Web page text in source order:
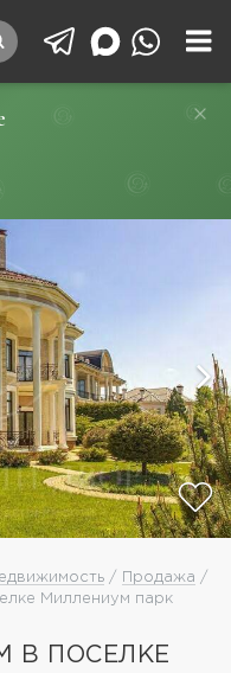
/ Продажа /
Миллениум парк
В ПОСЕЛКЕ